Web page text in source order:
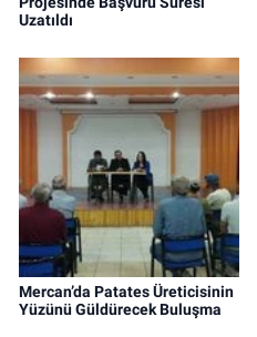
Uzatıldı
Mercan’da Patates Üreticisinin
Yüzünü Güldürecek Buluşma